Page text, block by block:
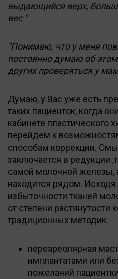
выдающийся верх,
вес “
“Понимаю, что у меня
постоянно думаю об
других проверяться у
Думаю, у Вас уже есть
таких пациенток, когда
кабинете пластического
перейдем к
способам коррекции.
заключается в редукции
самой молочной железы,
находится рядом. Исходя
избыточности тканей
от степени растянутости
традиционных методик:
переареолярная
имплантатами или
пожеланий